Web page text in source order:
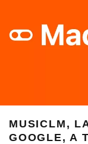
MUSICLM,
GOOGLE, A